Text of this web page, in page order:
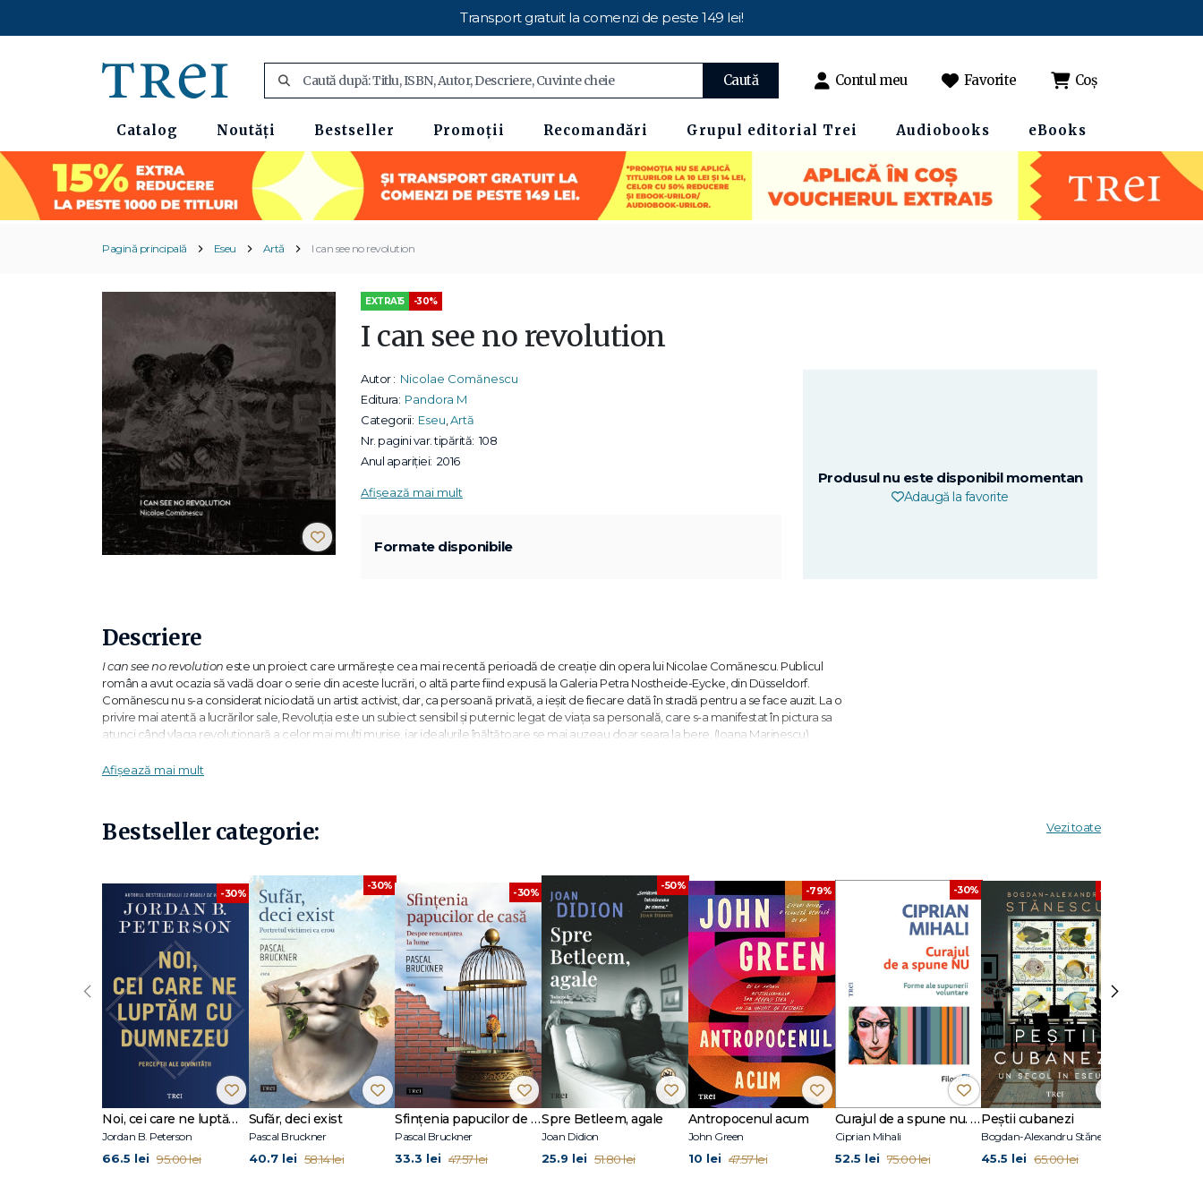
Transport gratuit la comenzi de peste 149 lei!
Caută Contul meu Favorite Coș
Catalog Noutăți Bestseller Promoții Recomandări Grupul editorial Trei Audiobooks eBooks
Pagină principală Eseu Artă I can see no revolution
EXTRA15 -30%
I can see no revolution
Autor : Nicolae Comănescu
Editura: Pandora M
Categorii: Eseu Artă
Nr. pagini var. tipărită: 108
Anul apariției: 2016
Afișează mai mult
Formate disponibile
Produsul nu este disponibil momentan
Adaugă la favorite
Descriere
I can see no revolution este un proiect care urmărește cea mai recentă perioadă de creaţie din opera lui Nicolae Comănescu. Publicul
român a avut ocazia să vadă doar o serie din aceste lucrări, o altă parte fiind expusă la Galeria Petra Nostheide-Eycke, din Düsseldorf.
Comănescu nu s-a considerat niciodată un artist activist, dar, ca persoană privată, a ieșit de fiecare dată în stradă pentru a se face auzit. La o
privire mai atentă a lucrărilor sale, Revoluţia este un subiect sensibil și puternic legat de viaţa sa personală, care s-a manifestat în pictura sa
atunci când vlaga revoluţionară a celor mai mulţi murise, iar idealurile înălţătoare se mai auzeau doar seara la bere. (Ioana Marinescu)
În vreme ce mediile din alte părţi anunţă euforic cele mai noi revoluţii democratice, acest titlu (
substanţă decât la sentimentul că două blocuri distincte se înfruntă. (Dan Popescu)
Afișează mai mult
Bestseller categorie: Vezi toate
-30%
Noi, cei care ne luptăm cu Dumnezeu
Jordan B. Peterson
66.5 lei 95.00 lei
-30%
Sufăr, deci exist
Pascal Bruckner
40.7 lei 58.14 lei
-30%
Sfințenia papucilor de casă
Pascal Bruckner
33.3 lei 47.57 lei
-50%
Spre Betleem, agale
Joan Didion
25.9 lei 51.80 lei
-79%
Antropocenul acum
John Green
10 lei 47.57 lei
-30%
Curajul de a spune nu. Forme ale supunerii voluntare
Ciprian Mihali
52.5 lei 75.00 lei
-30%
Peștii cubanezi
Bogdan-Alexandru Stănescu
45.5 lei 65.00 lei
‹ ›